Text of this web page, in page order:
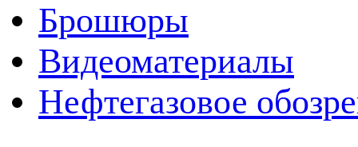
Брошюры
Видеоматериалы
Нефтегазовое